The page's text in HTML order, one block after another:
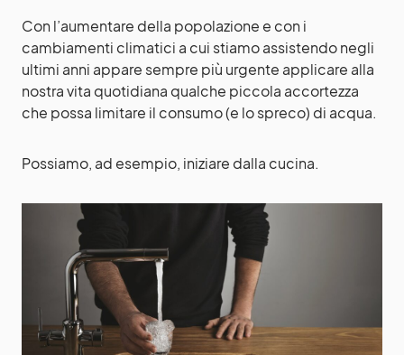
Con l’aumentare della popolazione e con i
cambiamenti climatici a cui stiamo assistendo negli
ultimi anni appare sempre più urgente applicare alla
nostra vita quotidiana qualche piccola accortezza
che possa limitare il consumo (e lo spreco) di acqua.
Possiamo, ad esempio, iniziare dalla cucina.